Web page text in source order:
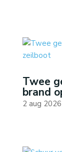
Twee
brand
2 aug 2026